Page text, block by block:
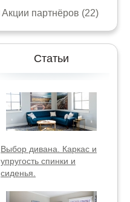
Акции партнёров (22)
Статьи
Выбор дивана. Каркас и
упругость спинки и
сиденья.